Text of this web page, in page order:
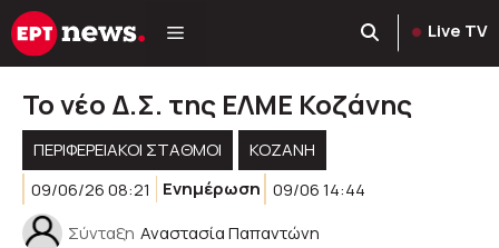
Μετάβαση
σε
Live TV
Το νέο Δ.Σ. της ΕΛΜΕ Κοζάνης
ΠΕΡΙΦΕΡΕΙΑΚΟΊ ΣΤΑΘΜΟΊ
KOZANH
09/06/26 08:21
Ενημέρωση 09/06 14:44
Σύνταξη Αναστασία Παπαντώνη